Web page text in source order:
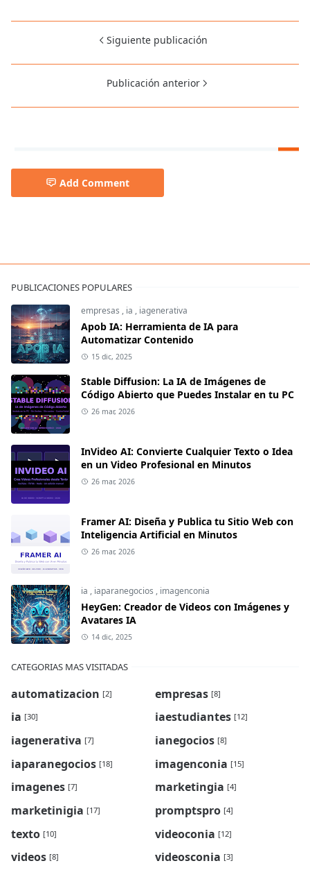
Siguiente publicación
Publicación anterior
Add Comment
PUBLICACIONES POPULARES
empresas , ia , iagenerativa
Apob IA: Herramienta de IA para
Automatizar Contenido
15 dic, 2025
Stable Diffusion: La IA de Imágenes de
Código Abierto que Puedes Instalar en tu PC
26 mar, 2026
InVideo AI: Convierte Cualquier Texto o Idea
en un Video Profesional en Minutos
26 mar, 2026
Framer AI: Diseña y Publica tu Sitio Web con
Inteligencia Artificial en Minutos
26 mar, 2026
ia , iaparanegocios , imagenconia
HeyGen: Creador de Videos con Imágenes y
Avatares IA
14 dic, 2025
CATEGORIAS MAS VISITADAS
automatizacion [2] empresas [8]
ia [30] iaestudiantes [12]
iagenerativa [7] ianegocios [8]
iaparanegocios [18] imagenconia [15]
imagenes [7] marketingia [4]
marketinigia [17] promptspro [4]
texto [10] videoconia [12]
videos [8] videosconia [3]